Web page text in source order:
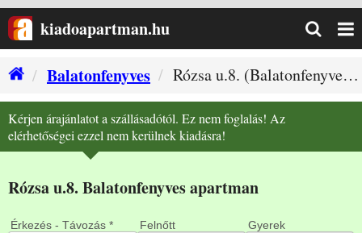
kiadoapartman.hu
Balatonfenyves
Rózsa u.8. (Balatonfenyves szállás)
Kérjen árajánlatot a szállásadótól. Ez nem foglalás! Az
elérhetőségei ezzel nem kerülnek kiadásra!
Rózsa u.8. Balatonfenyves apartman
Érkezés - Távozás * Felnőtt Gyerek